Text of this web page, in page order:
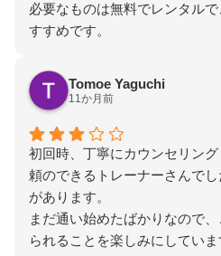
必要なものは無料でレンタル
すすめです。
Tomoe Yaguchi
11か月前
初回時、丁寧にカウンセリン
頼のできるトレーナーさんで
があります。
まだ通い始めたばかりなので
られることを楽しみにしていま